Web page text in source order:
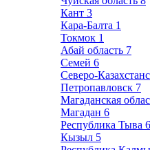
Кант 3
Кара-Балта 1
Токмок 1
Абай область 7
Семей 6
Северо-
Петропавловск 7
Магаданская
Магадан 6
Республика Тыва 6
Кызыл 5